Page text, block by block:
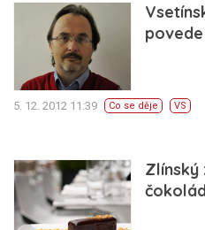
5. 12. 2012 11:39 Co se děje VS
Zlínský